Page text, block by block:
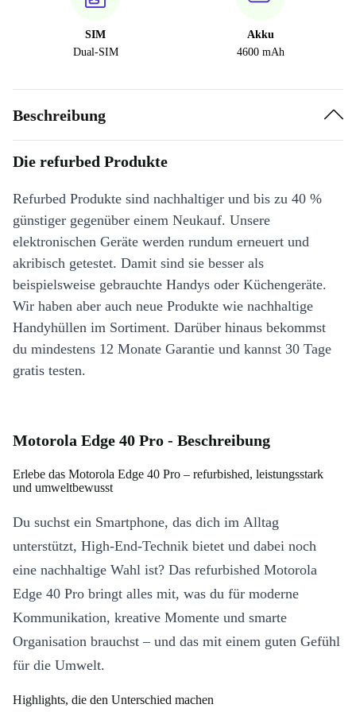
SIM
Dual-SIM
Akku
4600 mAh
Beschreibung
Die refurbed Produkte
Refurbed Produkte sind nachhaltiger und bis zu 40 %
günstiger gegenüber einem Neukauf. Unsere
elektronischen Geräte werden rundum erneuert und
akribisch getestet. Damit sind sie besser als
beispielsweise gebrauchte Handys oder Küchengeräte.
Wir haben aber auch neue Produkte wie nachhaltige
Handyhüllen im Sortiment. Darüber hinaus bekommst
du mindestens 12 Monate Garantie und kannst 30 Tage
gratis testen.
Motorola Edge 40 Pro - Beschreibung
Erlebe das Motorola Edge 40 Pro – refurbished, leistungsstark
und umweltbewusst
Du suchst ein Smartphone, das dich im Alltag
unterstützt, High-End-Technik bietet und dabei noch
eine nachhaltige Wahl ist? Das refurbished Motorola
Edge 40 Pro bringt alles mit, was du für moderne
Kommunikation, kreative Momente und smarte
Organisation brauchst – und das mit einem guten Gefühl
für die Umwelt.
Highlights, die den Unterschied machen